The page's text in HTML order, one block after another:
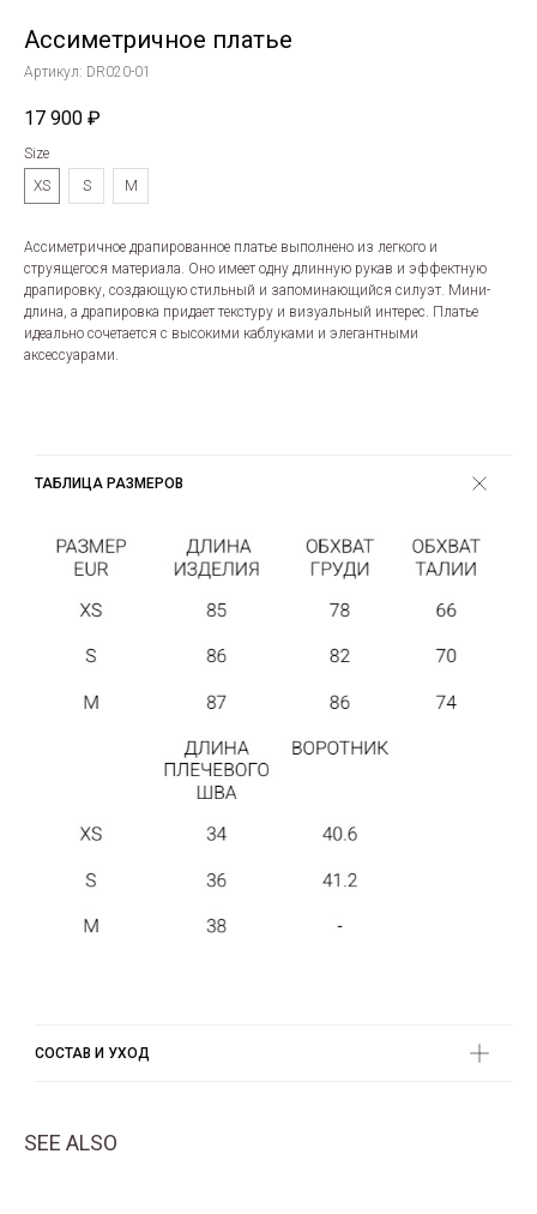
Ассиметричное платье
Артикул: DR020-01
17 900 ₽
Size
XS
S M
Ассиметричное драпированное платье выполнено из легкого и
струящегося материала. Оно имеет одну длинную рукав и эффектную
драпировку, создающую стильный и запоминающийся силуэт. Мини-
длина, а драпировка придает текстуру и визуальный интерес. Платье
идеально сочетается с высокими каблуками и элегантными
аксессуарами.
ТАБЛИЦА РАЗМЕРОВ
СОСТАВ И УХОД
SEE ALSO